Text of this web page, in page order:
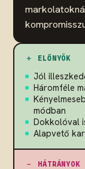
＋ ELŐNYÖK
Jól
Háromféle
módban
Dokkolóval
Alapvető
－ HÁTRÁNYOK